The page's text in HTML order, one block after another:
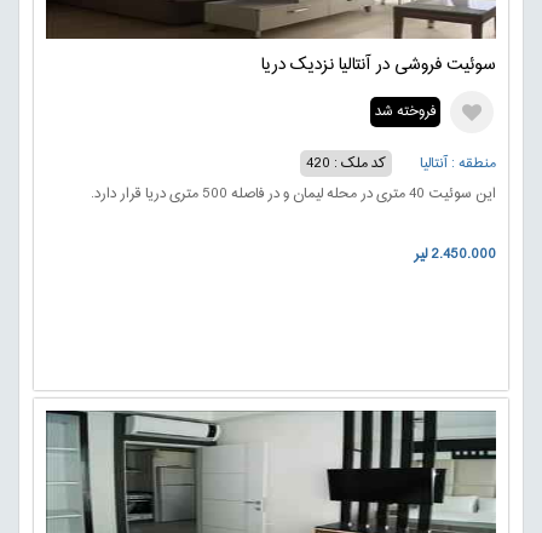
سوئیت فروشی در آنتالیا نزدیک دریا
فروخته شد
منطقه : آنتالیا
کد ملک : 420
این سوئیت 40 متری در محله لیمان و در فاصله 500 متری دریا قرار دارد.
2.450.000 لیر